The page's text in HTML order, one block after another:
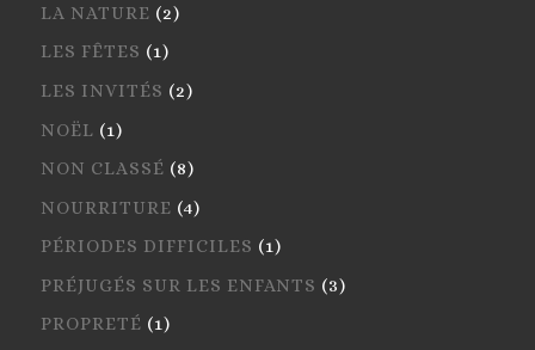
LA NATURE (2)
LES FÊTES (1)
LES INVITÉS (2)
NOËL (1)
NON CLASSÉ (8)
NOURRITURE (4)
PÉRIODES DIFFICILES (1)
PRÉJUGÉS SUR LES ENFANTS (3)
PROPRETÉ (1)